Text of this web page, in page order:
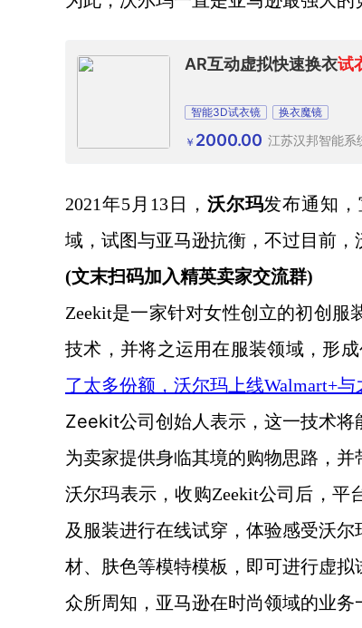
AR互动虚拟快速换衣试
智能3D试衣镜 换衣魔镜
￥ 2000.00 江苏汉邦智能系
2021年5月13日， 沃尔玛发布通知
域，试图与亚马逊抗衡，不过目前，
(文末扫码加入精英卖家交流群)
Zeekit是一家针对女性创立的初创
技术，并将之运用在服装领域，形
了太多份额，沃尔玛上线Walmart+与
Zeekit公司创始人表示，这一技术
为卖家提供身临其境的购物思路，并
沃尔玛表示，收购Zeekit公司后，平
及服装进行在线试穿，体验感受沃
材、肤色等模特模板，即可进行虚拟
众所周知，亚马逊在时尚领域的业